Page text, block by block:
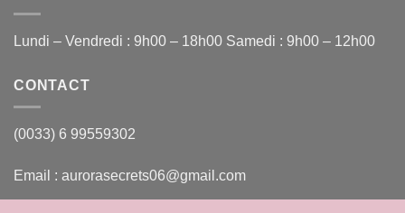
Lundi – Vendredi : 9h00 – 18h00 Samedi : 9h00 – 12h00
CONTACT
(0033) 6 99559302
Email : aurorasecrets06@gmail.com